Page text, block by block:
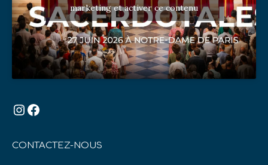
marketing et activer ce contenu
Instagram
Facebook
CONTACTEZ-NOUS